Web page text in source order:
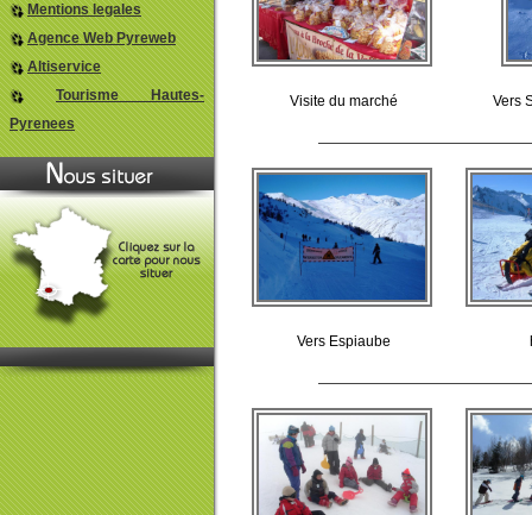
Mentions legales
Agence Web Pyreweb
Altiservice
Tourisme Hautes-
Pyrenees
Visite du marché Vers
Vers Espiaube